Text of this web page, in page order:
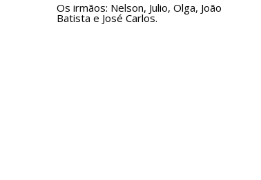
Os irmãos: Nelson, Julio, Olga, João
Batista e José Carlos.